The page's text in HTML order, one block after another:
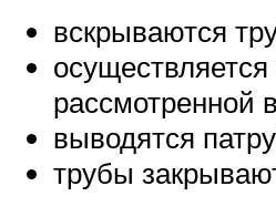
вскрываются
осуществляется
рассмотренной
выводятся
трубы